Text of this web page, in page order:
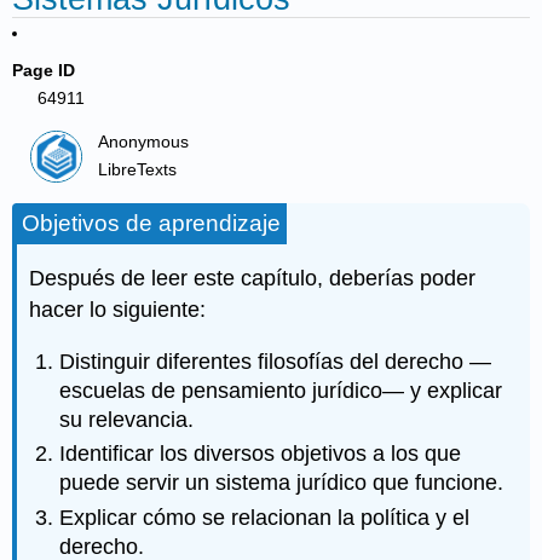
Page ID
64911
Anonymous
LibreTexts
Objetivos de aprendizaje
Después de leer este capítulo, deberías poder
hacer lo siguiente:
Distinguir diferentes filosofías del derecho —
escuelas de pensamiento jurídico— y explicar
su relevancia.
Identificar los diversos objetivos a los que
puede servir un sistema jurídico que funcione.
Explicar cómo se relacionan la política y el
derecho.